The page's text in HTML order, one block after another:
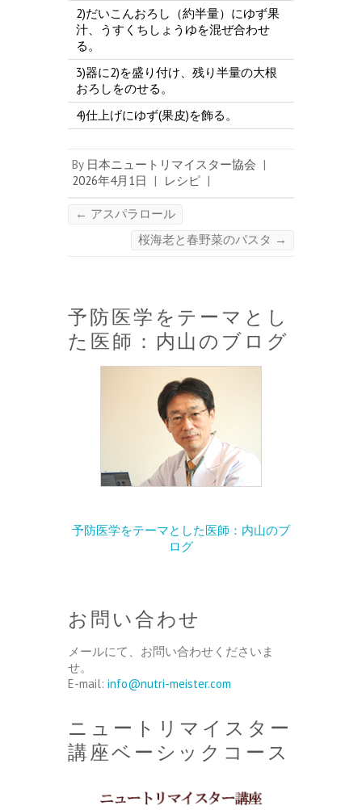
2)だいこんおろし（約半量）にゆず果
汁、うすくちしょうゆを混ぜ合わせ
る。
3)器に2)を盛り付け、残り半量の大根
おろしをのせる。
4)仕上げにゆず(果皮)を飾る。
By 日本ニュートリマイスター協会 |
2026年4月1日 | レシピ |
← アスパラロール
桜海老と春野菜のパスタ →
予防医学をテーマとし
た医師：内山のブログ
予防医学をテーマとした医師：内山のブ
ログ
お問い合わせ
メールにて、お問い合わせくださいま
せ。
E-mail: info@nutri-meister.com
ニュートリマイスター
講座ベーシックコース